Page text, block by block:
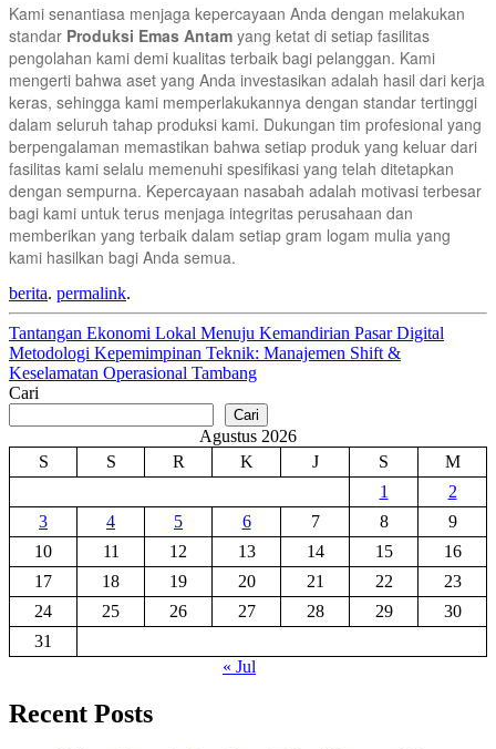
Kami senantiasa menjaga kepercayaan Anda dengan melakukan
standar Produksi Emas Antam yang ketat di setiap fasilitas
pengolahan kami demi kualitas terbaik bagi pelanggan. Kami
mengerti bahwa aset yang Anda investasikan adalah hasil dari kerja
keras, sehingga kami memperlakukannya dengan standar tertinggi
dalam seluruh tahap produksi kami. Dukungan tim profesional yang
berpengalaman memastikan bahwa setiap produk yang keluar dari
fasilitas kami selalu memenuhi spesifikasi yang telah ditetapkan
dengan sempurna. Kepercayaan nasabah adalah motivasi terbesar
bagi kami untuk terus menjaga integritas perusahaan dan
memberikan yang terbaik dalam setiap gram logam mulia yang
kami hasilkan bagi Anda semua.
berita. permalink.
Post
navigation
Tantangan Ekonomi Lokal Menuju Kemandirian Pasar Digital
Metodologi Kepemimpinan Teknik: Manajemen Shift &
Keselamatan Operasional Tambang
Cari
Cari
Agustus 2026
S
S R K J S
M
1
2
3
4 5 6 7 8
9
10
11 12 13 14 15
16
17
18 19 20 21 22
23
24
25 26 27 28 29
30
31
« Jul
Recent Posts